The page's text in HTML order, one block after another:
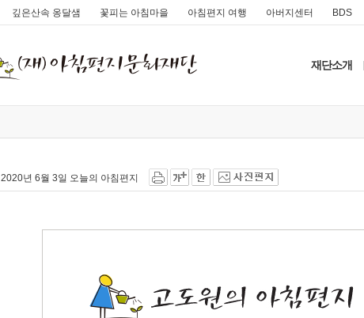
깊은산속 옹달샘 꽃피는 아침마을 아침편지 여행 아버지센터 BDS
재단소개
2020년 6월 3일 오늘의 아침편지